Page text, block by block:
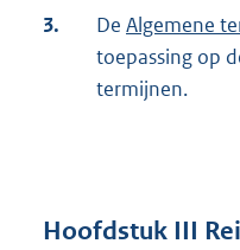
3. De Algemene
toepassing op
termijnen.
Hoofdstuk III